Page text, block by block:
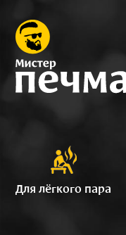
Для лёгкого пара